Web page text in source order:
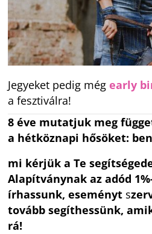
Jegyeket pedig mégearly
a fesztiválra!
8 éve mutatjuk meg
a hétköznapi hősöket:
mi kérjük a Te
Alapítványnak az adód
írhassunk, eseményt s
tovább segíthessünk,
rá!